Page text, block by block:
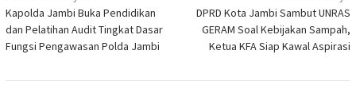
pos
Kapolda Jambi Buka Pendidikan
dan Pelatihan Audit Tingkat Dasar
Fungsi Pengawasan Polda Jambi
DPRD Kota Jambi Sambut UNRAS
GERAM Soal Kebijakan Sampah,
Ketua KFA Siap Kawal Aspirasi